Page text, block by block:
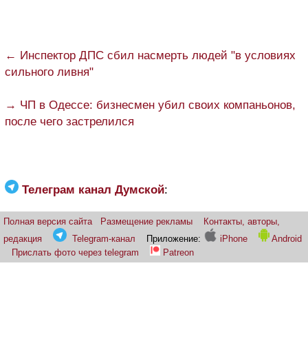
← Инспектор ДПС сбил насмерть людей "в условиях
сильного ливня"
→ ЧП в Одессе: бизнесмен убил своих компаньонов,
после чего застрелился
Телеграм канал Думской:
Полная версия сайта Размещение рекламы
Контакты, авторы,
редакция
Telegram-канал Приложение: iPhone
Android
Прислать фото через telegram
Patreon